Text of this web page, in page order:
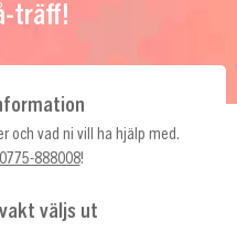
träff!
vad ni vill ha hjälp med.
0775-888008!
väljs ut